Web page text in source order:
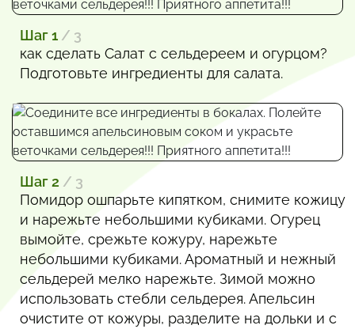
Шаг 1 / 3
как сделать Салат с сельдереем и огурцом?
Подготовьте ингредиенты для салата.
Шаг 2 / 3
Помидор ошпарьте кипятком, снимите кожицу
и нарежьте небольшими кубиками. Огурец
вымойте, срежьте кожуру, нарежьте
небольшими кубиками. Ароматный и нежный
сельдерей мелко нарежьте. Зимой можно
использовать стебли сельдерея. Апельсин
очистите от кожуры, разделите на дольки и с